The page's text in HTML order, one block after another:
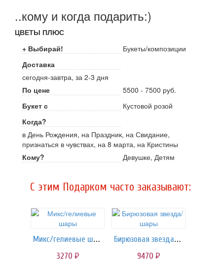
..кому и когда подарить:)
ЦВЕТЫ ПЛЮС
+ Выбирай!
Букеты/композиции
Доставка
сегодня-завтра, за 2-3 дня
По цене
5500 - 7500 руб.
Букет с
Кустовой розой
Когда?
в День Рождения, на Праздник, на Свидание,
признаться в чувствах, на 8 марта, на Кристины
Кому?
Девушке, Детям
C этим Подарком часто заказывают:
Микс/гелиевые шары
3270 руб.
Бирюзовая звезда/шары
9470 руб.